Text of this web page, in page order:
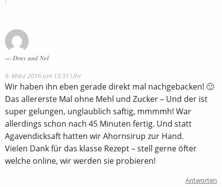
Dray und Nel
9. März 2016 um 13:31 Uhr
Wir haben ihn eben gerade direkt mal nachgebacken! 🙂
Das allererste Mal ohne Mehl und Zucker – Und der ist
super gelungen, unglaublich saftig, mmmmh! War
allerdings schon nach 45 Minuten fertig. Und statt
Agavendicksaft hatten wir Ahornsirup zur Hand.
Vielen Dank für das klasse Rezept – stell gerne öfter
welche online, wir werden sie probieren!
Antworten